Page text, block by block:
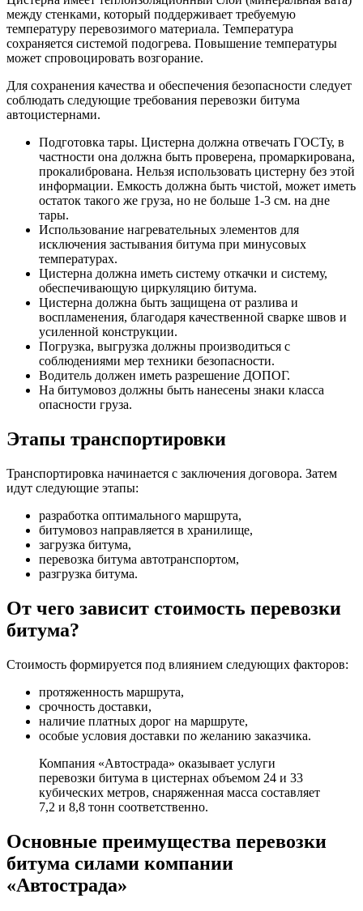
между стенками, который поддерживает требуемую
температуру перевозимого материала. Температура
сохраняется системой подогрева. Повышение температуры
может спровоцировать возгорание.
Для сохранения качества и обеспечения безопасности следует
соблюдать следующие требования перевозки битума
автоцистернами.
Подготовка тары. Цистерна должна отвечать ГОСТу, в
частности она должна быть проверена, промаркирована,
прокалибрована. Нельзя использовать цистерну без этой
информации. Емкость должна быть чистой, может иметь
остаток такого же груза, но не больше 1-3 см. на дне
тары.
Использование нагревательных элементов для
исключения застывания битума при минусовых
температурах.
Цистерна должна иметь систему откачки и систему,
обеспечивающую циркуляцию битума.
Цистерна должна быть защищена от разлива и
воспламенения, благодаря качественной сварке швов и
усиленной конструкции.
Погрузка, выгрузка должны производиться с
соблюдениями мер техники безопасности.
Водитель должен иметь разрешение ДОПОГ.
На битумовоз должны быть нанесены знаки класса
опасности груза.
Этапы транспортировки
Транспортировка начинается с заключения договора. Затем
идут следующие этапы:
разработка оптимального маршрута,
битумовоз направляется в хранилище,
загрузка битума,
перевозка битума автотранспортом,
разгрузка битума.
От чего зависит стоимость перевозки
битума?
Стоимость формируется под влиянием следующих факторов:
протяженность маршрута,
срочность доставки,
наличие платных дорог на маршруте,
особые условия доставки по желанию заказчика.
Компания «Автострада» оказывает услуги
перевозки битума в цистернах объемом 24 и 33
кубических метров, снаряженная масса составляет
7,2 и 8,8 тонн соответственно.
Оcновные преимущества перевозки
битума силами компании
«Автострада»